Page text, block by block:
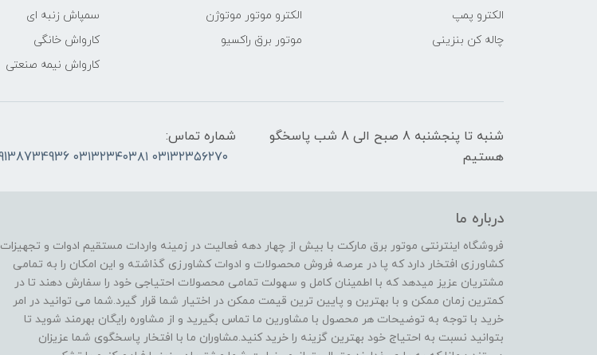
الکترو پمپ
چاله کن بنزینی
الکترو موتور موتوژن
موتور برق راکسیو
سمپاش زنبه ای
کارواش خانگی
کارواش نیمه صنعتی
شنبه تا پنجشنبه 8 صبح الی 8 شب پاسخگو
هستیم
شماره تماس:
۰۳۱۳۲۳۵۶۲۷۰ ۰۳۱۳۲۳۴۰۳۸۱ 09138734936 03132373169
درباره ما
فروشگاه اینترنتی موتور برق مارکت با بیش از چهار دهه فعالیت در زمینه واردات مستقیم ادوات و تجهیزات
کشاورزی افتخار دارد که پا در عرصه فروش محصولات و ادوات کشاورزی گذاشته و این امکان را به تمامی
مشتریان عزیز میدهد که با اطمینان کامل و سهولت تمامی محصولات احتیاجی خود را سفارش دهند تا در
کمترین زمان ممکن و با بهترین و پایین ترین قیمت ممکن در اختیار شما قرار گیرد.شما می توانید در امر
خرید با توجه به توضیحات هر محصول با مشاورین ما تماس بگیرید و از مشاوره رایگان بهرمند شوید تا
بتوانید نسبت به احتیاج خود بهترین گزینه را خرید کنید.مشاوران ما با افتخار پاسخگوی شما عزیزان